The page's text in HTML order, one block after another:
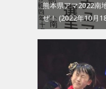
熊本県アマ2022南
ぜ！ 2022年10月